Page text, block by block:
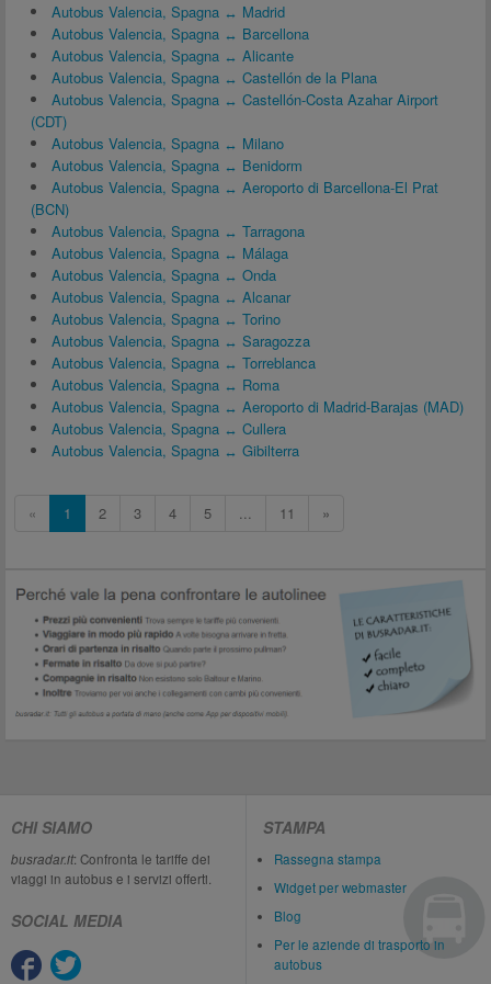
Autobus Valencia, Spagna ↔ Madrid
Autobus Valencia, Spagna ↔ Barcellona
Autobus Valencia, Spagna ↔ Alicante
Autobus Valencia, Spagna ↔ Castellón de la Plana
Autobus Valencia, Spagna ↔ Castellón-Costa Azahar Airport
(CDT)
Autobus Valencia, Spagna ↔ Milano
Autobus Valencia, Spagna ↔ Benidorm
Autobus Valencia, Spagna ↔ Aeroporto di Barcellona-El Prat
(BCN)
Autobus Valencia, Spagna ↔ Tarragona
Autobus Valencia, Spagna ↔ Málaga
Autobus Valencia, Spagna ↔ Onda
Autobus Valencia, Spagna ↔ Alcanar
Autobus Valencia, Spagna ↔ Torino
Autobus Valencia, Spagna ↔ Saragozza
Autobus Valencia, Spagna ↔ Torreblanca
Autobus Valencia, Spagna ↔ Roma
Autobus Valencia, Spagna ↔ Aeroporto di Madrid-Barajas (MAD)
Autobus Valencia, Spagna ↔ Cullera
Autobus Valencia, Spagna ↔ Gibilterra
« 1 2 3 4 5 ... 11 »
CHI SIAMO
busradar.it: Confronta le tariffe dei
viaggi in autobus e i servizi offerti.
SOCIAL MEDIA
STAMPA
Rassegna stampa
Widget per webmaster
Blog
Per le aziende di trasporto in
autobus